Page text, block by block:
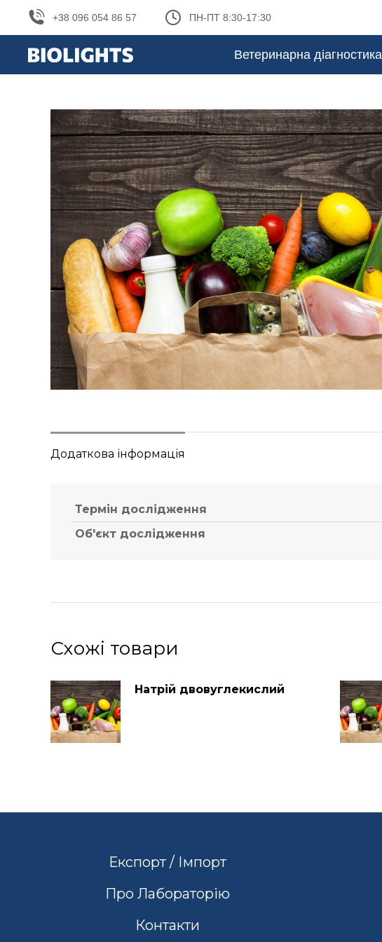
+38 096 054 86 57 ПН-ПТ 8:30-17:30
Ветеринарна діагностика
Додаткова інформація
Термін дослідження
Об'єкт дослідження
Схожі товари
Натрій двовуглекислий
Експорт / Імпорт
Про Лабораторію
Контакти